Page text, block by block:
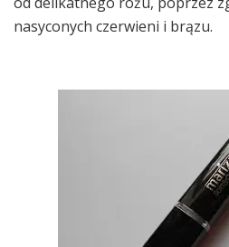
nasyconych czerwieni i brązu.